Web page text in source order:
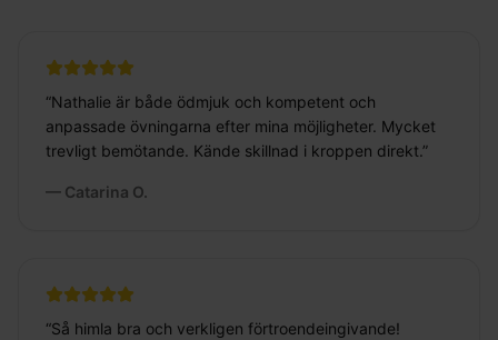
“Nathalie är både ödmjuk och kompetent och
anpassade övningarna efter mina möjligheter. Mycket
trevligt bemötande. Kände skillnad i kroppen direkt.”
— Catarina O.
“Så himla bra och verkligen förtroendeingivande!